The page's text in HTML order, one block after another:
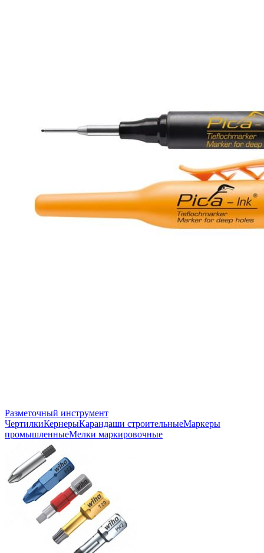
Разметочный инструмент
ЧертилкиКернерыКарандаши строительныеМаркеры
промышленныеМелки маркировочные